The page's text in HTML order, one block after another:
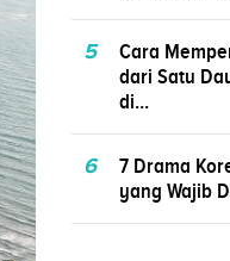
5
Cara
dari Satu
di...
6
7 Drama
yang Wajib